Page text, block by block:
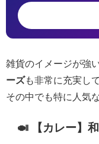
雑貨のイメージが強
ーズも非常に充実し
その中でも特に人気
🍛 【カレー】